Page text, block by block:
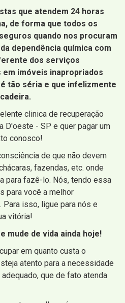
que atendem 24 horas
de forma que todos os
quando nos procuram
dependência química com
dos serviços
imóveis inapropriados
tão séria e que infelizmente
clinica de recuperação
D'oeste - SP e quer pagar um
conosco!
de que não devem
fazendas, etc. onde
para fazê-lo. Nós, tendo essa
para você a melhor
isso, ligue para nós e
vitória!
mude de vida ainda hoje!
em quanto custa o
atento para a necessidade
que de fato atenda